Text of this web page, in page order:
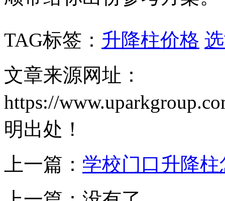
TAG标签： 升降柱价格
文章来源网址：
https://
明出处！
上一篇： 学校门口升降